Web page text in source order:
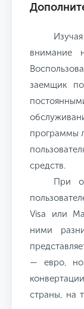
внимание
заемщик
программы
средств.
При
Visa или
ними
— евро, но
страны, на